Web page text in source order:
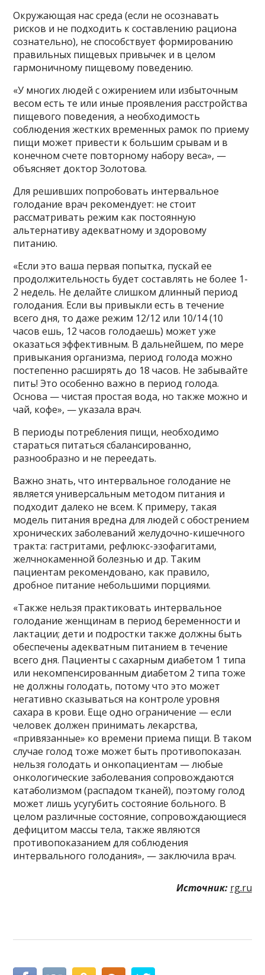
Окружающая нас среда (если не осознавать
рисков и не подходить к составлению рациона
сознательно), не способствует формированию
правильных пищевых привычек и в целом
гармоничному пищевому поведению.
«У многих людей с ожирением или избыточным
весом есть те или иные проявления расстройства
пищевого поведения, а необходимость
соблюдения жестких временных рамок по приему
пищи может привести к большим срывам и в
конечном счете повторному набору веса», —
объясняет доктор Золотова.
Для решивших попробовать интервальное
голодание врач рекомендует: не стоит
рассматривать режим как постоянную
альтернативу адекватному и здоровому
питанию.
«Если это ваша первая попытка, пускай ее
продолжительность будет составлять не более 1-
2 недель. Не делайте слишком длинный период
голодания. Если вы привыкли есть в течение
всего дня, то даже режим 12/12 или 10/14 (10
часов ешь, 12 часов голодаешь) может уже
оказаться эффективным. В дальнейшем, по мере
привыкания организма, период голода можно
постепенно расширять до 18 часов. Не забывайте
пить! Это особенно важно в период голода.
Основа — чистая простая вода, но также можно и
чай, кофе», — указала врач.
В периоды потребления пищи, необходимо
стараться питаться сбалансированно,
разнообразно и не переедать.
Важно знать, что интервальное голодание не
является универсальным методом питания и
подходит далеко не всем. К примеру, такая
модель питания вредна для людей с обострением
хронических заболеваний желудочно-кишечного
тракта: гастритами, рефлюкс-эзофагитами,
желчнокаменной болезнью и др. Таким
пациентам рекомендовано, как правило,
дробное питание небольшими порциями.
«Также нельзя практиковать интервальное
голодание женщинам в период беременности и
лактации; дети и подростки также должны быть
обеспечены адекватным питанием в течение
всего дня. Пациенты с сахарным диабетом 1 типа
или некомпенсированным диабетом 2 типа тоже
не должны голодать, потому что это может
негативно сказываться на контроле уровня
сахара в крови. Еще одно ограничение — если
человек должен принимать лекарства,
«привязанные» ко времени приема пищи. В таком
случае голод тоже может быть противопоказан.
нельзя голодать и онкопациентам — любые
онкологические заболевания сопровождаются
катаболизмом (распадом тканей), поэтому голод
может лишь усугубить состояние больного. В
целом различные состояние, сопровождающиеся
дефицитом массы тела, также являются
противопоказанием для соблюдения
интервального голодания», — заключила врач.
Источник: rg.ru